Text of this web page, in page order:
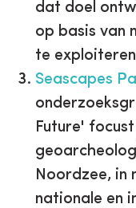
dat doel
op basis van
te
Seascapes
Future'
Noordzee, in
nationale en